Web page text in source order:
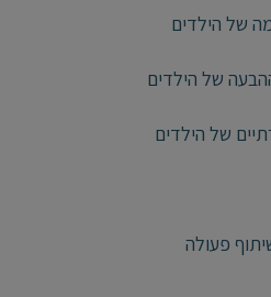
של הילדים
של הילדים
של הילדים
פעולה